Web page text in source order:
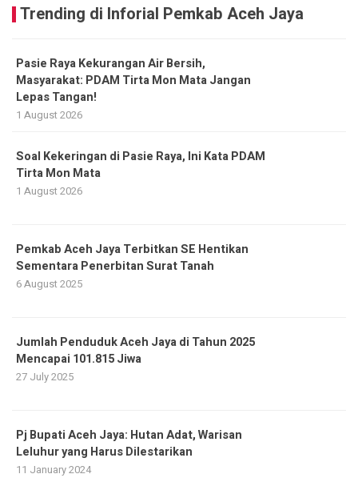
Trending di Inforial Pemkab Aceh Jaya
Pasie Raya Kekurangan Air Bersih,
Masyarakat: PDAM Tirta Mon Mata Jangan
Lepas Tangan!
1 August 2026
Soal Kekeringan di Pasie Raya, Ini Kata PDAM
Tirta Mon Mata
1 August 2026
Pemkab Aceh Jaya Terbitkan SE Hentikan
Sementara Penerbitan Surat Tanah
6 August 2025
Jumlah Penduduk Aceh Jaya di Tahun 2025
Mencapai 101.815 Jiwa
27 July 2025
Pj Bupati Aceh Jaya: Hutan Adat, Warisan
Leluhur yang Harus Dilestarikan
11 January 2024